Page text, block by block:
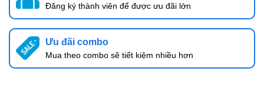
Đăng ký thành viên để được ưu đãi lớn
Ưu đãi combo
Mua theo combo sẽ tiết kiệm nhiều hơn